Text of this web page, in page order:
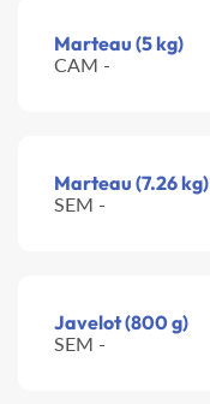
Marteau (5 kg)
CAM -
Marteau (7.26 kg)
SEM -
Javelot (800 g)
SEM -